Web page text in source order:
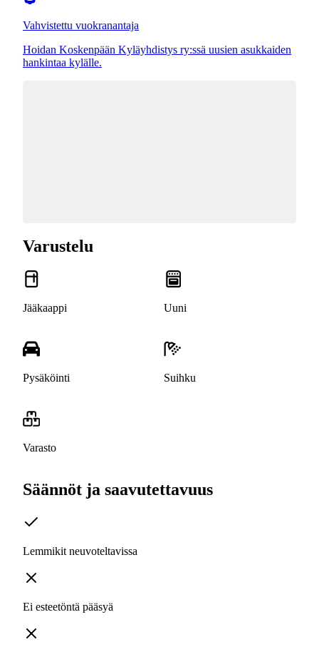
Vahvistettu vuokranantaja
Hoidan Koskenpään Kyläyhdistys ry:ssä uusien asukkaiden
hankintaa kylälle.
Varustelu
Jääkaappi Uuni
Pysäköinti Suihku
Varasto
Säännöt ja saavutettavuus
Lemmikit neuvoteltavissa
Ei esteetöntä pääsyä